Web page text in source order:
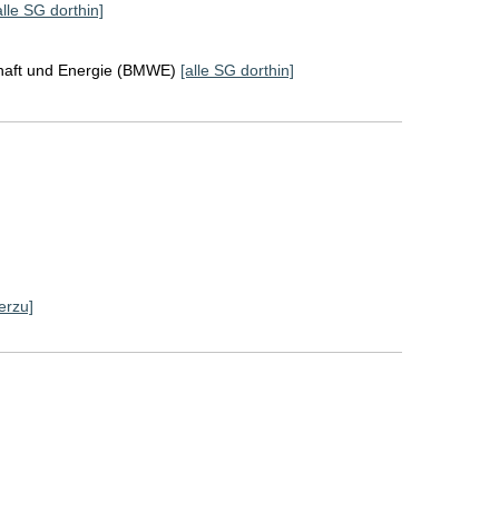
SG dorthin]
und Energie (BMWE) [alle SG dorthin]